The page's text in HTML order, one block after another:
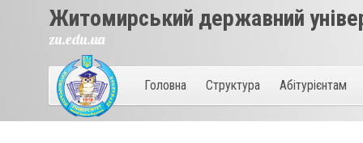
Житомирський державний
zu.edu.ua
Головна Структура Абітурієнтам